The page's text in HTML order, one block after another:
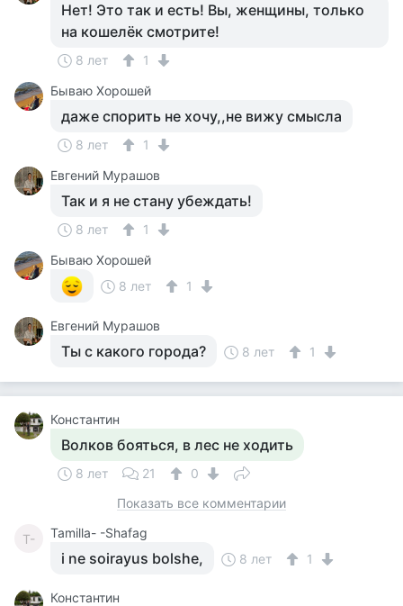
Нет! Это так и есть! Вы, женщины, только
на кошелёк смотрите!
8 лет
1
Бываю Хорошей
даже спорить не хочу,,не вижу смысла
8 лет
1
Евгений Мурашов
Так и я не стану убеждать!
8 лет
1
Бываю Хорошей
8 лет
1
Евгений Мурашов
Ты с какого города? 8 лет 1
Константин
Волков бояться, в лес не ходить
8 лет 21
0
Показать все комментарии
T- Tamilla- -Shafag
i ne soirayus bolshe, 8 лет 1
Константин